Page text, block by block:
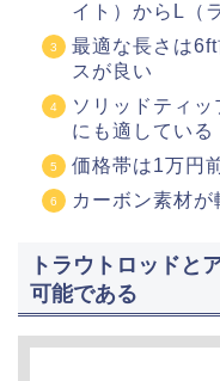
イト）からL（
最適な長さは
スが良い
ソリッドティッ
にも適している
価格帯は1万円
カーボン素材
トラウトロッドと
可能である